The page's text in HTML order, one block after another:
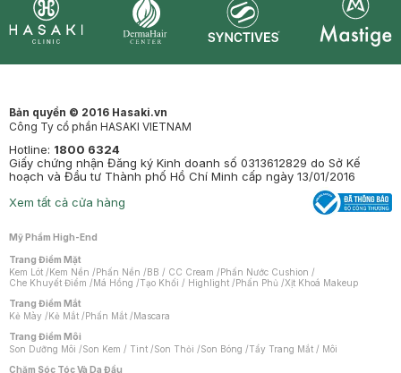
Bản quyền © 2016 Hasaki.vn
Công Ty cổ phần HASAKI VIETNAM
Hotline: 1800 6324
Giấy chứng nhận Đăng ký Kinh doanh số 0313612829 do Sở Kế
hoạch và Đầu tư Thành phố Hồ Chí Minh cấp ngày 13/01/2016
Xem tất cả cửa hàng
Mỹ Phẩm High-End
Trang Điểm Mặt
Kem Lót /Kem Nền /Phấn Nền /BB / CC Cream /Phấn Nước Cushion /
Che Khuyết Điểm /Má Hồng /Tạo Khối / Highlight /Phấn Phủ /Xịt Khoá Makeup
Trang Điểm Mắt
Kẻ Mày /Kẻ Mắt /Phấn Mắt /Mascara
Trang Điểm Môi
Son Dưỡng Môi /Son Kem / Tint /Son Thỏi /Son Bóng /Tẩy Trang Mắt / Môi
Chăm Sóc Tóc Và Da Đầu